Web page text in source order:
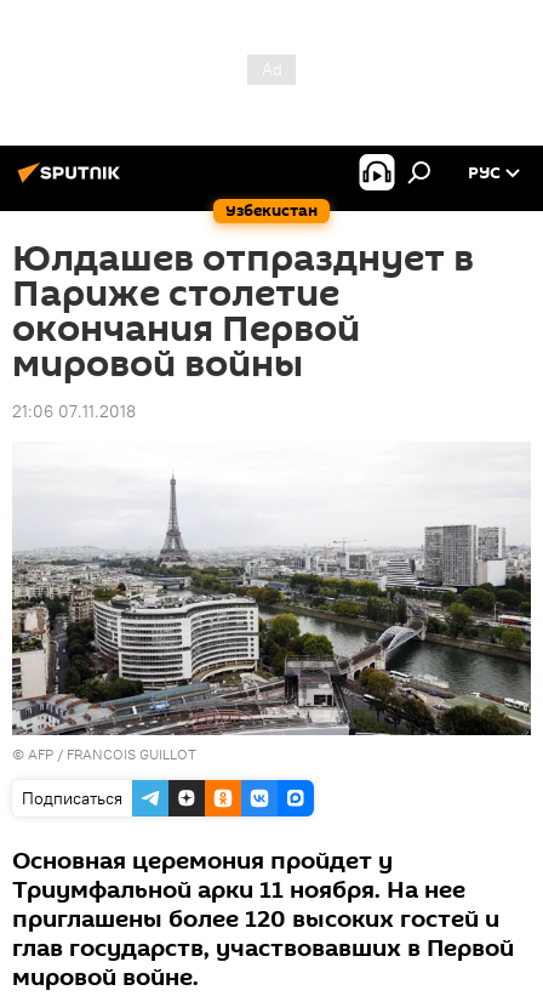
Узбекистан
РУС
Юлдашев отпразднует в
Париже столетие
окончания Первой
мировой войны
21:06 07.11.2018
© AFP / FRANCOIS GUILLOT
Подписаться
Основная церемония пройдет у
Триумфальной арки 11 ноября. На нее
приглашены более 120 высоких гостей и
глав государств, участвовавших в Первой
мировой войне.